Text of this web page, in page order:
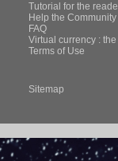
Tutorial for the
Help the
FAQ
Virtual currency :
Terms of Use
Sitemap